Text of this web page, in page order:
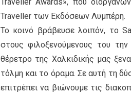
Traveller των Εκδόσεων Λυμπέρη.
Το κοινό βράβευσε λοιπόν, το
στους φιλοξενούμενους του
θέρετρο της Χαλκιδικής μας
τόλμη και το όραμα. Σε αυτή τη
επιτρέπει να βιώνουμε τις